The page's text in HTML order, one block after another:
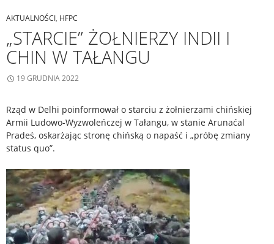
AKTUALNOŚCI, HFPC
„STARCIE” ŻOŁNIERZY INDII I
CHIN W TAŁANGU
19 GRUDNIA 2022
Rząd w Delhi poinformował o starciu z żołnierzami chińskiej
Armii Ludowo-Wyzwoleńczej w Tałangu, w stanie Arunaćal
Pradeś, oskarżając stronę chińską o napaść i „próbę zmiany
status quo”.